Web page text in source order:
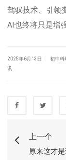
驾驭技术、引领
AI也终将只是增
2025年6月13日 初中科
讯
上一个
原来这才